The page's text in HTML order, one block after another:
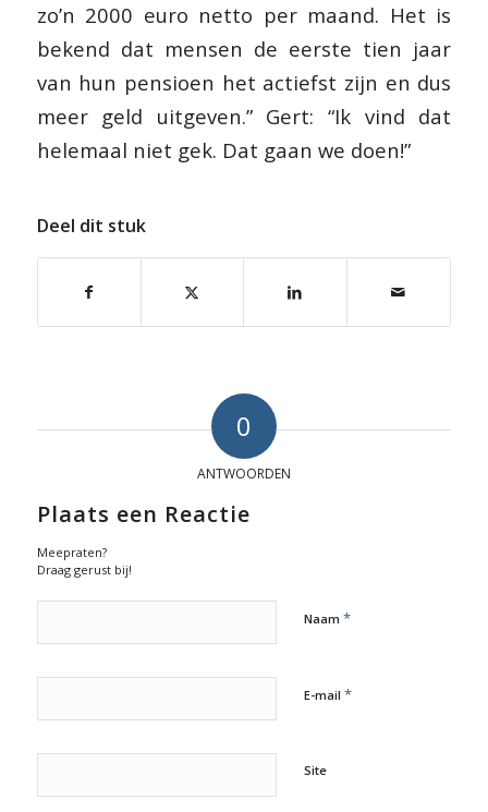
zo’n 2000 euro netto per maand. Het is
bekend dat mensen de eerste tien jaar
van hun pensioen het actiefst zijn en dus
meer geld uitgeven.” Gert: “Ik vind dat
helemaal niet gek. Dat gaan we doen!”
Deel dit stuk
0
ANTWOORDEN
Plaats een Reactie
Meepraten?
Draag gerust bij!
Naam *
E-mail *
Site